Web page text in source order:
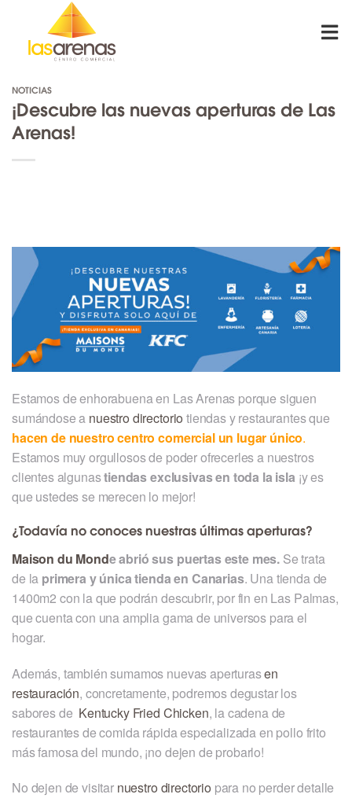
content
NOTICIAS
¡Descubre las nuevas aperturas de Las
Arenas!
Estamos de enhorabuena en Las Arenas porque siguen
sumándose a nuestro directorio tiendas y restaurantes que
hacen de nuestro centro comercial un lugar único.
Estamos muy orgullosos de poder ofrecerles a nuestros
clientes algunastiendas exclusivas en toda la isla ¡y es
que ustedes se merecen lo mejor!
¿Todavía no conoces nuestras últimas aperturas?
Maison du Monde abrió sus puertas este mes. Se trata
de la primera y única tienda en Canarias. Una tienda de
1400m2 con la que podrán descubrir, por fin en Las Palmas,
que cuenta con una amplia gama de universos para el
hogar.
Además, también sumamos nuevas aperturasen
restauración, concretamente, podremos degustar los
sabores de Kentucky Fried Chicken, la cadena de
restaurantes de comida rápida especializada en pollo frito
más famosa del mundo, ¡no dejen de probarlo!
No dejen de visitar nuestro directorio para no perder detalle